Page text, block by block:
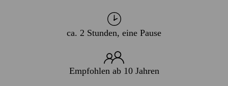
ca. 2 Stunden, eine Pause
Empfohlen ab 10 Jahren